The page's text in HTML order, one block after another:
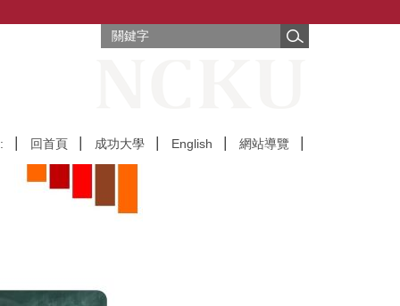
回首頁 成功大學 English 網站導覽